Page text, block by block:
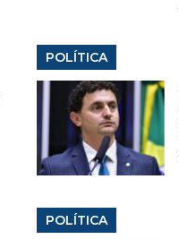
POLÍTICA
POLÍTICA